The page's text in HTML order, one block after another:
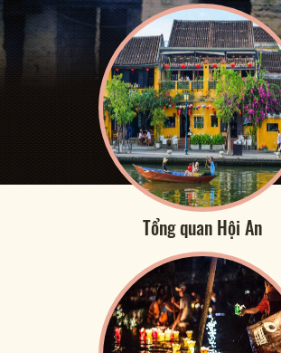
Tổng quan Hội An